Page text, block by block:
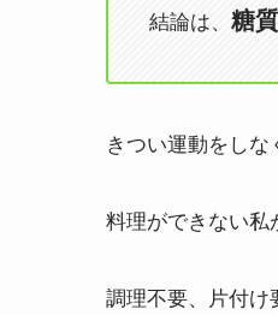
結論は、 糖
きつい運動をしな
料理ができない私
調理不要、片付け